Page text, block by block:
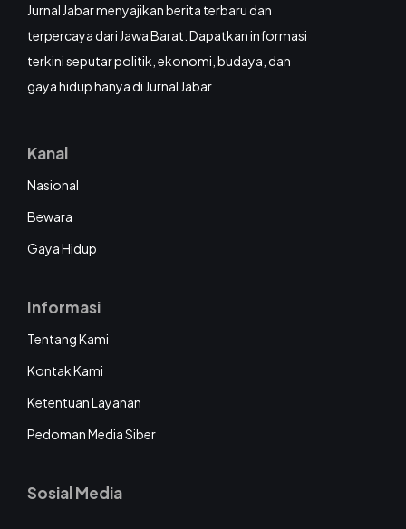
Jurnal Jabar menyajikan berita terbaru dan
terpercaya dari Jawa Barat. Dapatkan informasi
terkini seputar politik, ekonomi, budaya, dan
gaya hidup hanya di Jurnal Jabar
Kanal
Nasional
Bewara
Gaya Hidup
Informasi
Tentang Kami
Kontak Kami
Ketentuan Layanan
Pedoman Media Siber
Sosial Media